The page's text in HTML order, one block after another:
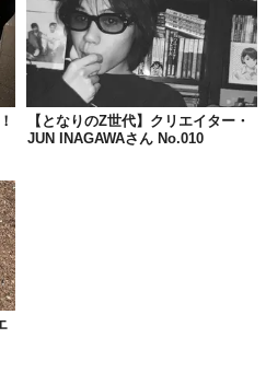
！未来への投資！
想いが伝わるよう、
り合うこと！
選択において
を大切にすること！
【となりのZ世代】クリエイター・
JUN INAGAWAさん No.010